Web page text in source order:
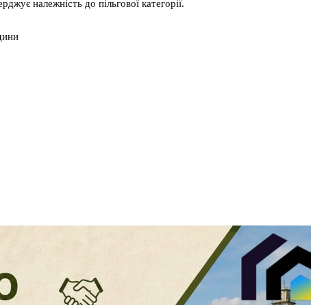
належність до пільгової категорії.